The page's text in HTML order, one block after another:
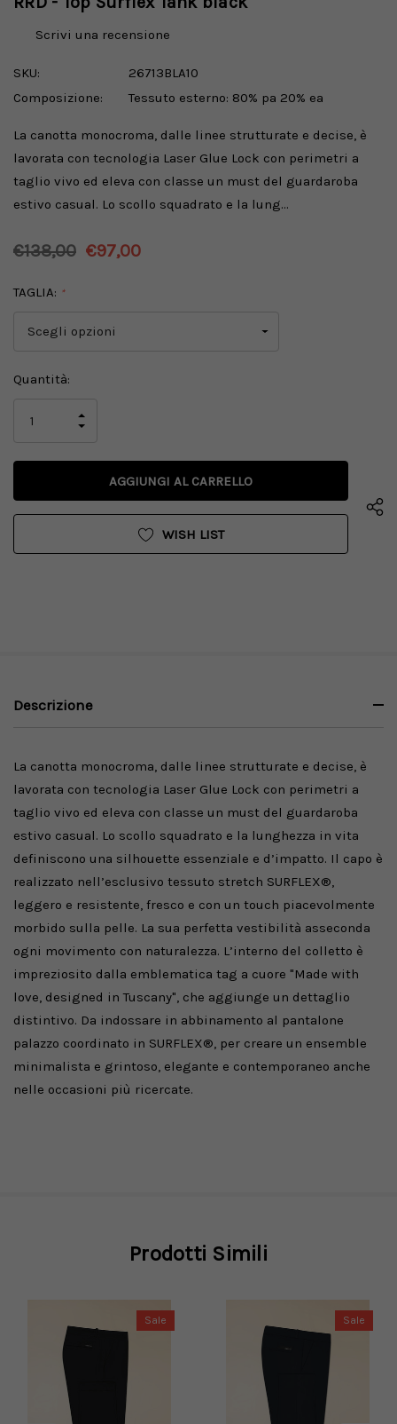
Scrivi una recensione
SKU:
26713BLA10
Composizione:
Tessuto esterno: 80% pa 20% ea
La canotta monocroma, dalle linee strutturate e decise, è
lavorata con tecnologia Laser Glue Lock con perimetri a
taglio vivo ed eleva con classe un must del guardaroba
estivo casual. Lo scollo squadrato e la lung…
€138,00 €97,00
TAGLIA: *
Disponibilità
Quantità:
QUANTITÀ
UNDEFINED
AUMENTA
DI
UNDEFINED
WISH LIST
Descrizione
La canotta monocroma, dalle linee strutturate e decise, è
lavorata con tecnologia Laser Glue Lock con perimetri a
taglio vivo ed eleva con classe un must del guardaroba
estivo casual. Lo scollo squadrato e la lunghezza in vita
definiscono una silhouette essenziale e d’impatto. Il capo è
realizzato nell’esclusivo tessuto stretch SURFLEX®,
leggero e resistente, fresco e con un touch piacevolmente
morbido sulla pelle. La sua perfetta vestibilità asseconda
ogni movimento con naturalezza. L’interno del colletto è
impreziosito dalla emblematica tag a cuore "Made with
love, designed in Tuscany", che aggiunge un dettaglio
distintivo. Da indossare in abbinamento al pantalone
palazzo coordinato in SURFLEX®, per creare un ensemble
minimalista e grintoso, elegante e contemporaneo anche
nelle occasioni più ricercate.
Prodotti Simili
Sale Sale